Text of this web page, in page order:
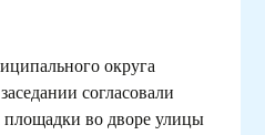
округа
согласовали
во дворе улицы